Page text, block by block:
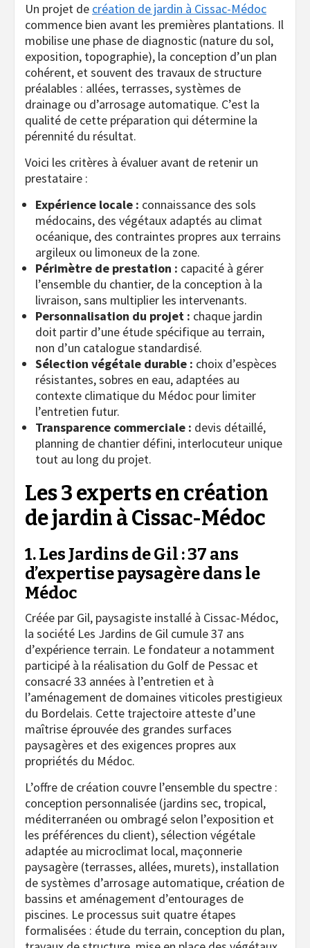
Un projet de création de jardin à Cissac-Médoc
commence bien avant les premières plantations. Il
mobilise une phase de diagnostic (nature du sol,
exposition, topographie), la conception d’un plan
cohérent, et souvent des travaux de structure
préalables : allées, terrasses, systèmes de
drainage ou d’arrosage automatique. C’est la
qualité de cette préparation qui détermine la
pérennité du résultat.
Voici les critères à évaluer avant de retenir un
prestataire :
Expérience locale : connaissance des sols
médocains, des végétaux adaptés au climat
océanique, des contraintes propres aux terrains
argileux ou limoneux de la zone.
Périmètre de prestation : capacité à gérer
l’ensemble du chantier, de la conception à la
livraison, sans multiplier les intervenants.
Personnalisation du projet : chaque jardin
doit partir d’une étude spécifique au terrain,
non d’un catalogue standardisé.
Sélection végétale durable : choix d’espèces
résistantes, sobres en eau, adaptées au
contexte climatique du Médoc pour limiter
l’entretien futur.
Transparence commerciale : devis détaillé,
planning de chantier défini, interlocuteur unique
tout au long du projet.
Les 3 experts en création
de jardin à Cissac-Médoc
1. Les Jardins de Gil : 37 ans
d’expertise paysagère dans le
Médoc
Créée par Gil, paysagiste installé à Cissac-Médoc,
la société Les Jardins de Gil cumule 37 ans
d’expérience terrain. Le fondateur a notamment
participé à la réalisation du Golf de Pessac et
consacré 33 années à l’entretien et à
l’aménagement de domaines viticoles prestigieux
du Bordelais. Cette trajectoire atteste d’une
maîtrise éprouvée des grandes surfaces
paysagères et des exigences propres aux
propriétés du Médoc.
L’offre de création couvre l’ensemble du spectre :
conception personnalisée (jardins sec, tropical,
méditerranéen ou ombragé selon l’exposition et
les préférences du client), sélection végétale
adaptée au microclimat local, maçonnerie
paysagère (terrasses, allées, murets), installation
de systèmes d’arrosage automatique, création de
bassins et aménagement d’entourages de
piscines. Le processus suit quatre étapes
formalisées : étude du terrain, conception du plan,